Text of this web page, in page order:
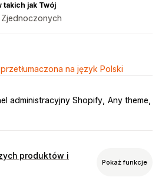
takich jak Twój
na język Polski
administracyjny Shopify Any theme
produktów i
Pokaż funkcje